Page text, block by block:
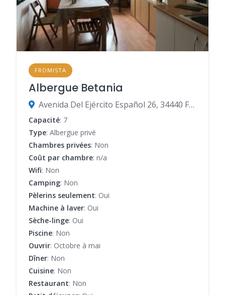
FROMISTA
Albergue Betania
Avenida Del Ejército Español 26, 34440 Frómista, Palencia, Espagne
Capacité: 7
Type: Albergue privé
Chambres privées: Non
Coût par chambre: n/a
Wifi: Non
Camping: Non
Pèlerins seulement: Oui
Machine à laver: Oui
Sèche-linge: Oui
Piscine: Non
Ouvrir: Octobre à mai
Dîner: Non
Cuisine: Non
Restaurant: Non